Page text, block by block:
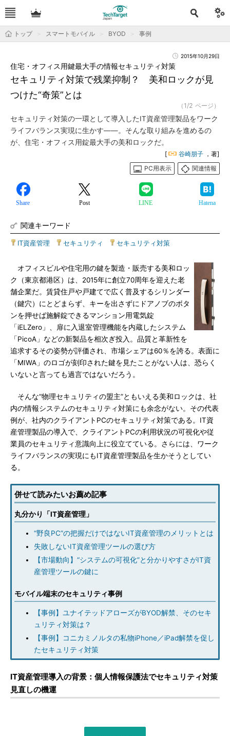
トップ スマートモバイル BYOD 事例
2015年10月29日
セキュリティ対策で残業抑制？ 美和ロックが見
つけた“奇策”とは
住宅・オフィス用鍵最大手の情報セキュリティ対策
（1/2 ページ）
セキュリティ対策の一環として導入したIT資産管理製品をワーク
ライフバランス実現に生かす――。そんな取り組みを進めるの
が、住宅・オフィス用錠最大手の美和ロックだ。
[ 谷崎朋子 ，著]
PC用表示
関連情報
Share Post LINE Hatena
関連キーワード
IT資産管理 セキュリティ セキュリティ対策
オフィスビルや住宅用の鍵を製造・販売する美和ロッ
ク（東京都港区）は、2015年に創立70周年を迎えた老
舗企業だ。賃貸住戸や戸建てで広く普及するシリンダー
（鍵穴）にとどまらず、キーを出さずにドアノブのボタ
ンを押せば施解錠できるマンション用電気錠
「iELZero」、扉に入退室管理機能を内蔵したシステム
「PicoA」などの新製品を相次ぎ投入。品質と革新性を
追求するその姿勢が評価され、市場シェアは60％を誇る。表面に
「MIWA」のロゴが刻印された鍵を見たことがない人は、恐らく
いないと言っても過言ではないだろう。
そんな“物理セキュリティの盟主”ともいえる美和ロックは、社
内の情報システムのセキュリティ対策にも余念がない。その代表
例が、社内のクライアントPCのセキュリティ対策である。IT資
産管理製品の導入で、クライアントPCの利用状況の可視化や従
業員のセキュリティ意識向上に役立てている。さらには、ワーク
ライフバランスの実現にもIT資産管理製品を生かそうとしてい
る。
併せて読みたいお薦め記事
丸分かり「IT資産管理」
“野良PC”の把握だけではないIT資産管理のメリットとは
失敗しないIT資産管理ツールの選び方
【市場動向】“システムの可視化”と分かりやすさがIT資
産管理ツールの鍵に
モバイル端末のセキュリティ事例
【事例】ユナイテッドアローズがBYOD解禁、そのセキ
ュリティ対策は？
【事例】コニカミノルタの私物iPhone／iPad解禁を促し
たセキュリティ対策
IT資産管理導入の背景：個人情報保護法でセキュリティ対策
見直しの機運